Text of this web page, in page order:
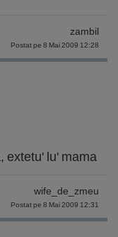
zambil
Postat pe 8 Mai 2009 12:28
extetu' lu' mama
wife_de_zmeu
Postat pe 8 Mai 2009 12:31